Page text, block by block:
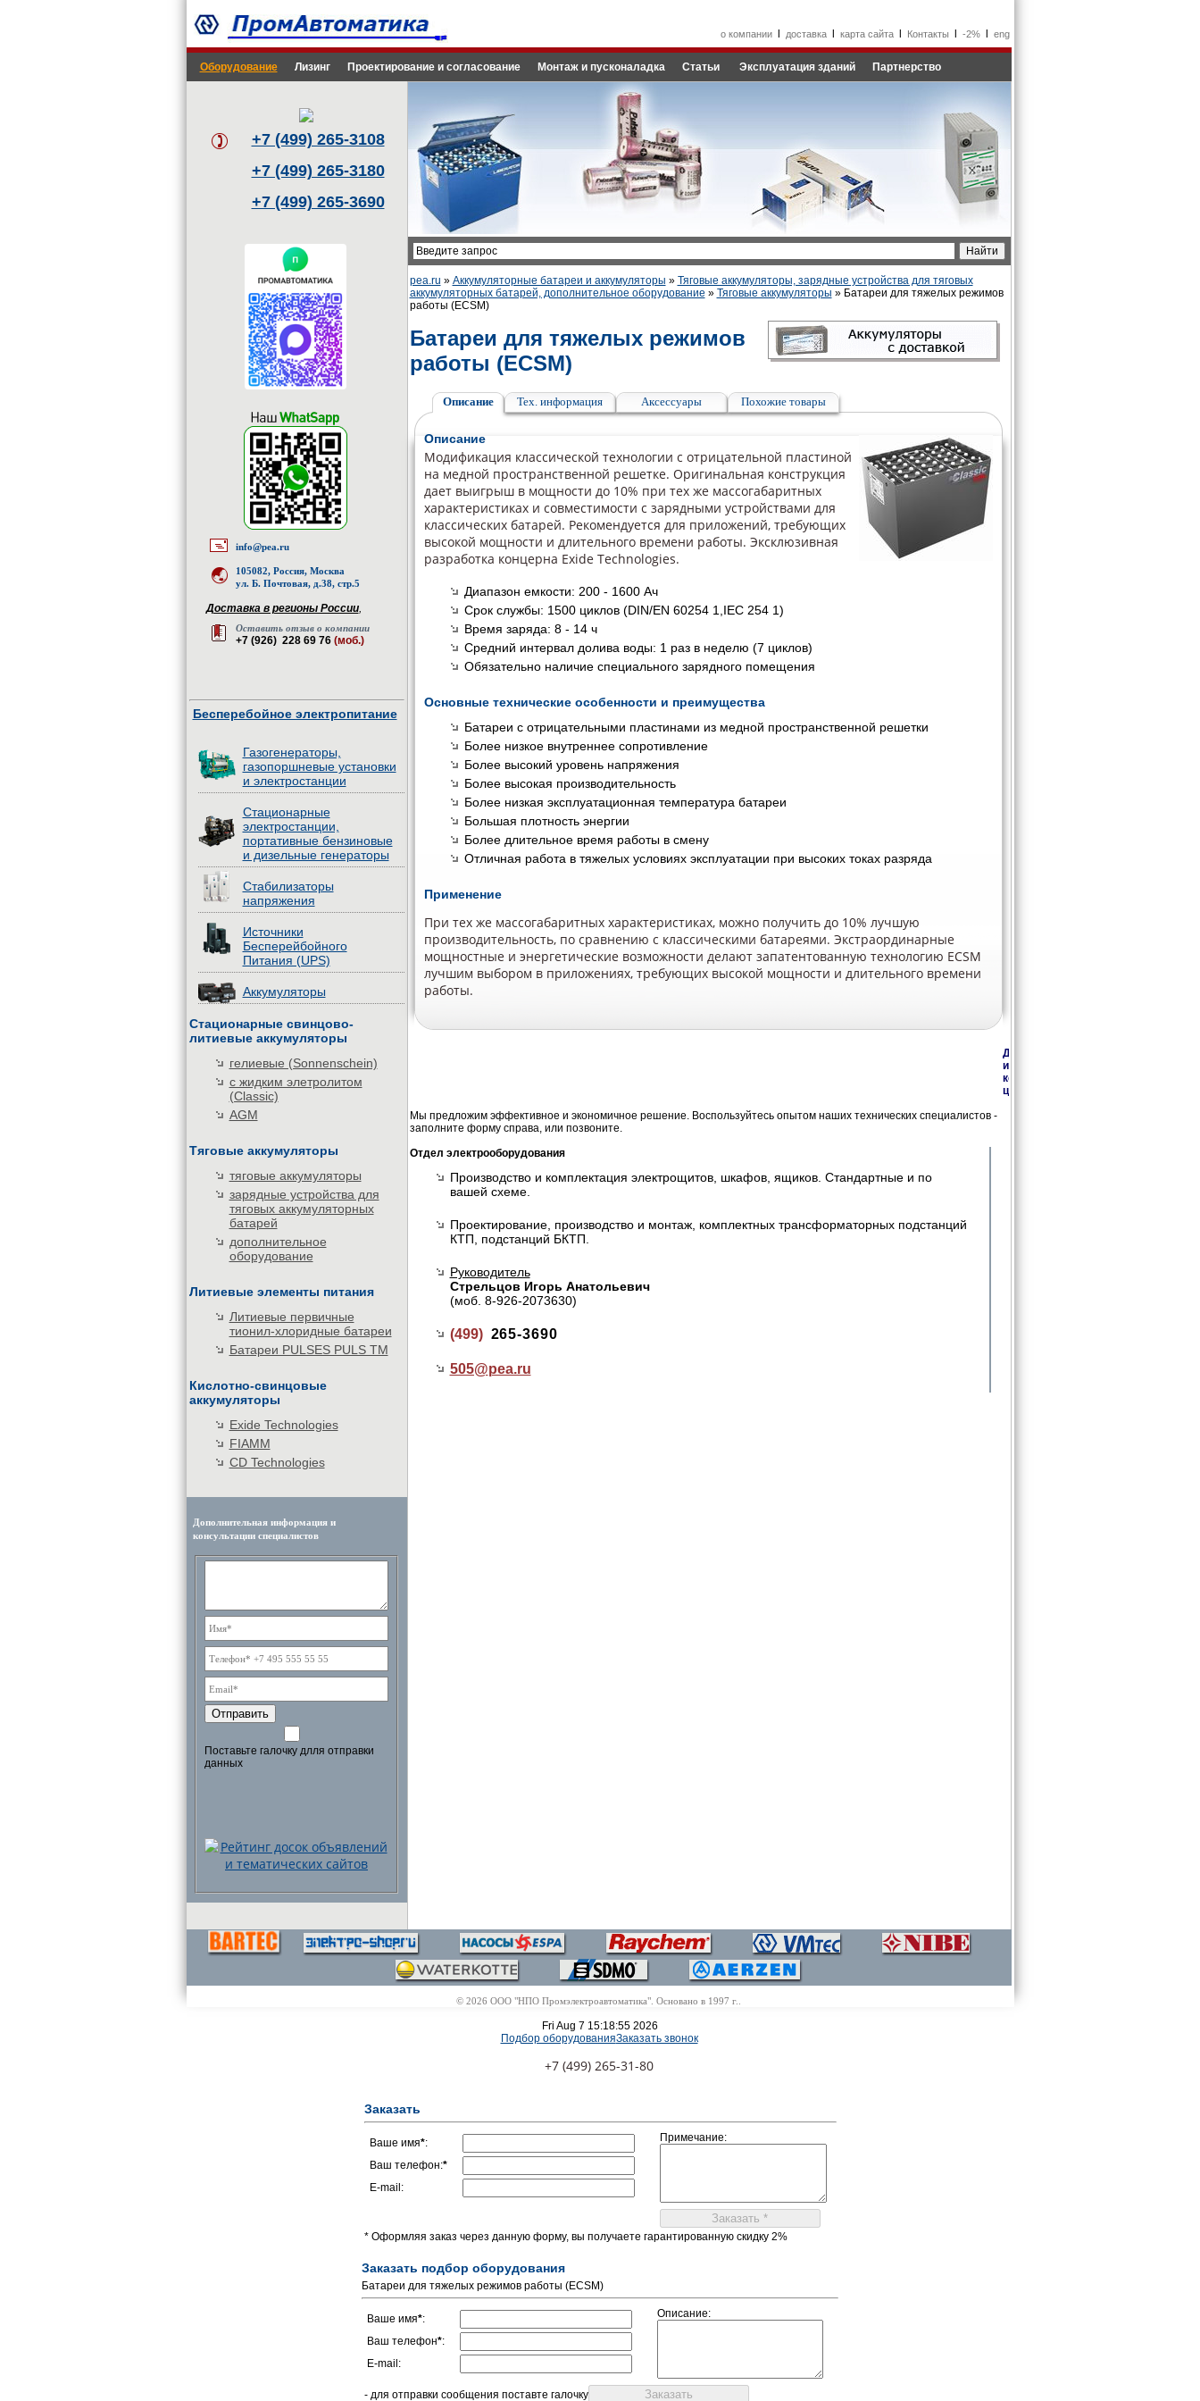
о компанииl доставкаl карта сайтаl Контакты -2%l eng
Оборудование Лизинг Проектирование и согласование Монтаж и пусконаладка Статьи Эксплуатация зданий Партнерство
+7 (499) 265-3108
+7 (499) 265-3180
+7 (499) 265-3690
info@pea.ru
105082, Россия, Москва
ул. Б. Почтовая, д.38, стр.5
Доставка в регионы России,
Оставить отзыв о компании
+7 (926) 228 69 76 (моб.)
Бесперебойное электропитание
Газогенераторы,
газопоршневые установки
и электростанции
Стационарные
электростанции,
портативные бензиновые
и дизельные генераторы
Стабилизаторы
напряжения
Источники
Бесперейбойного
Питания (UPS)
Аккумуляторы
Стационарные свинцово-
литиевые аккумуляторы
гелиевые (Sonnenschein)
с жидким элетролитом
(Classic)
AGM
Тяговые аккумуляторы
тяговые аккумуляторы
зарядные устройства для
тяговых аккумуляторных
батарей
дополнительное
оборудование
Литиевые элементы питания
Литиевые первичные
тионил-хлоридные батареи
Батареи PULSES PULS TM
Кислотно-свинцовые
аккумуляторы
Exide Technologies
FIAMM
CD Technologies
Дополнительная информация и
консультации специалистов
Отправить
Поставьте галочку длля отправки
данных
pea.ru » Аккумуляторные батареи и аккумуляторы » Тяговые аккумуляторы, зарядные устройства для тяговых
аккумуляторных батарей, дополнительное оборудование » Тяговые аккумуляторы » Батареи для тяжелых режимов
работы (ECSM)
Батареи для тяжелых режимов
работы (ECSM)
Описание Тех. информация Аксессуары Похожие товары
Описание
Модификация классической технологии с отрицательной пластиной
на медной пространственной решетке. Оригинальная конструкция
дает выигрыш в мощности до 10% при тех же массогабаритных
характеристиках и совместимости с зарядными устройствами для
классических батарей. Рекомендуется для приложений, требующих
высокой мощности и длительного времени работы. Эксклюзивная
разработка концерна Exide Technologies.
Диапазон емкости: 200 - 1600 Ач
Срок службы: 1500 циклов (DIN/EN 60254 1,IEC 254 1)
Время заряда: 8 - 14 ч
Средний интервал долива воды: 1 раз в неделю (7 циклов)
Обязательно наличие специального зарядного помещения
Основные технические особенности и преимущества
Батареи с отрицательными пластинами из медной пространственной решетки
Более низкое внутреннее сопротивление
Более высокий уровень напряжения
Более высокая производительность
Более низкая эксплуатационная температура батареи
Большая плотность энергии
Более длительное время работы в смену
Отличная работа в тяжелых условиях эксплуатации при высоких токах разряда
Применение
При тех же массогабаритных характеристиках, можно получить до 10% лучшую
производительность, по сравнению с классическими батареями. Экстраординарные
мощностные и энергетические возможности делают запатентованную технологию ECSM
лучшим выбором в приложениях, требующих высокой мощности и длительного времени
работы.
Дополнительная
информация,
консультации,
цены
Мы предложим эффективное и экономичное решение. Воспользуйтесь опытом наших технических специалистов -
заполните форму справа, или позвоните.
Отдел электрооборудования
Производство и комплектация электрощитов, шкафов, ящиков. Стандартные и по
вашей схеме.
Проектирование, производство и монтаж, комплектных трансформаторных подстанций
КТП, подстанций БКТП.
Руководитель
Стрельцов Игорь Анатольевич
(моб. 8-926-2073630)
(499) 265-3690
505@pea.ru
© 2026 ООО "НПО Промэлектроавтоматика". Основано в 1997 г..
Fri Aug 7 15:18:55 2026
Подбор оборудованияЗаказать звонок
+7 (499) 265-31-80
Заказать
Ваше имя*:
Ваш телефон:*
E-mail:
Примечание:
* Оформляя заказ через данную форму, вы получаете гарантированную скидку 2%
Заказать подбор оборудования
Батареи для тяжелых режимов работы (ECSM)
Ваше имя*:
Ваш телефон*:
E-mail:
Описание:
- для отправки сообщения поставте галочку